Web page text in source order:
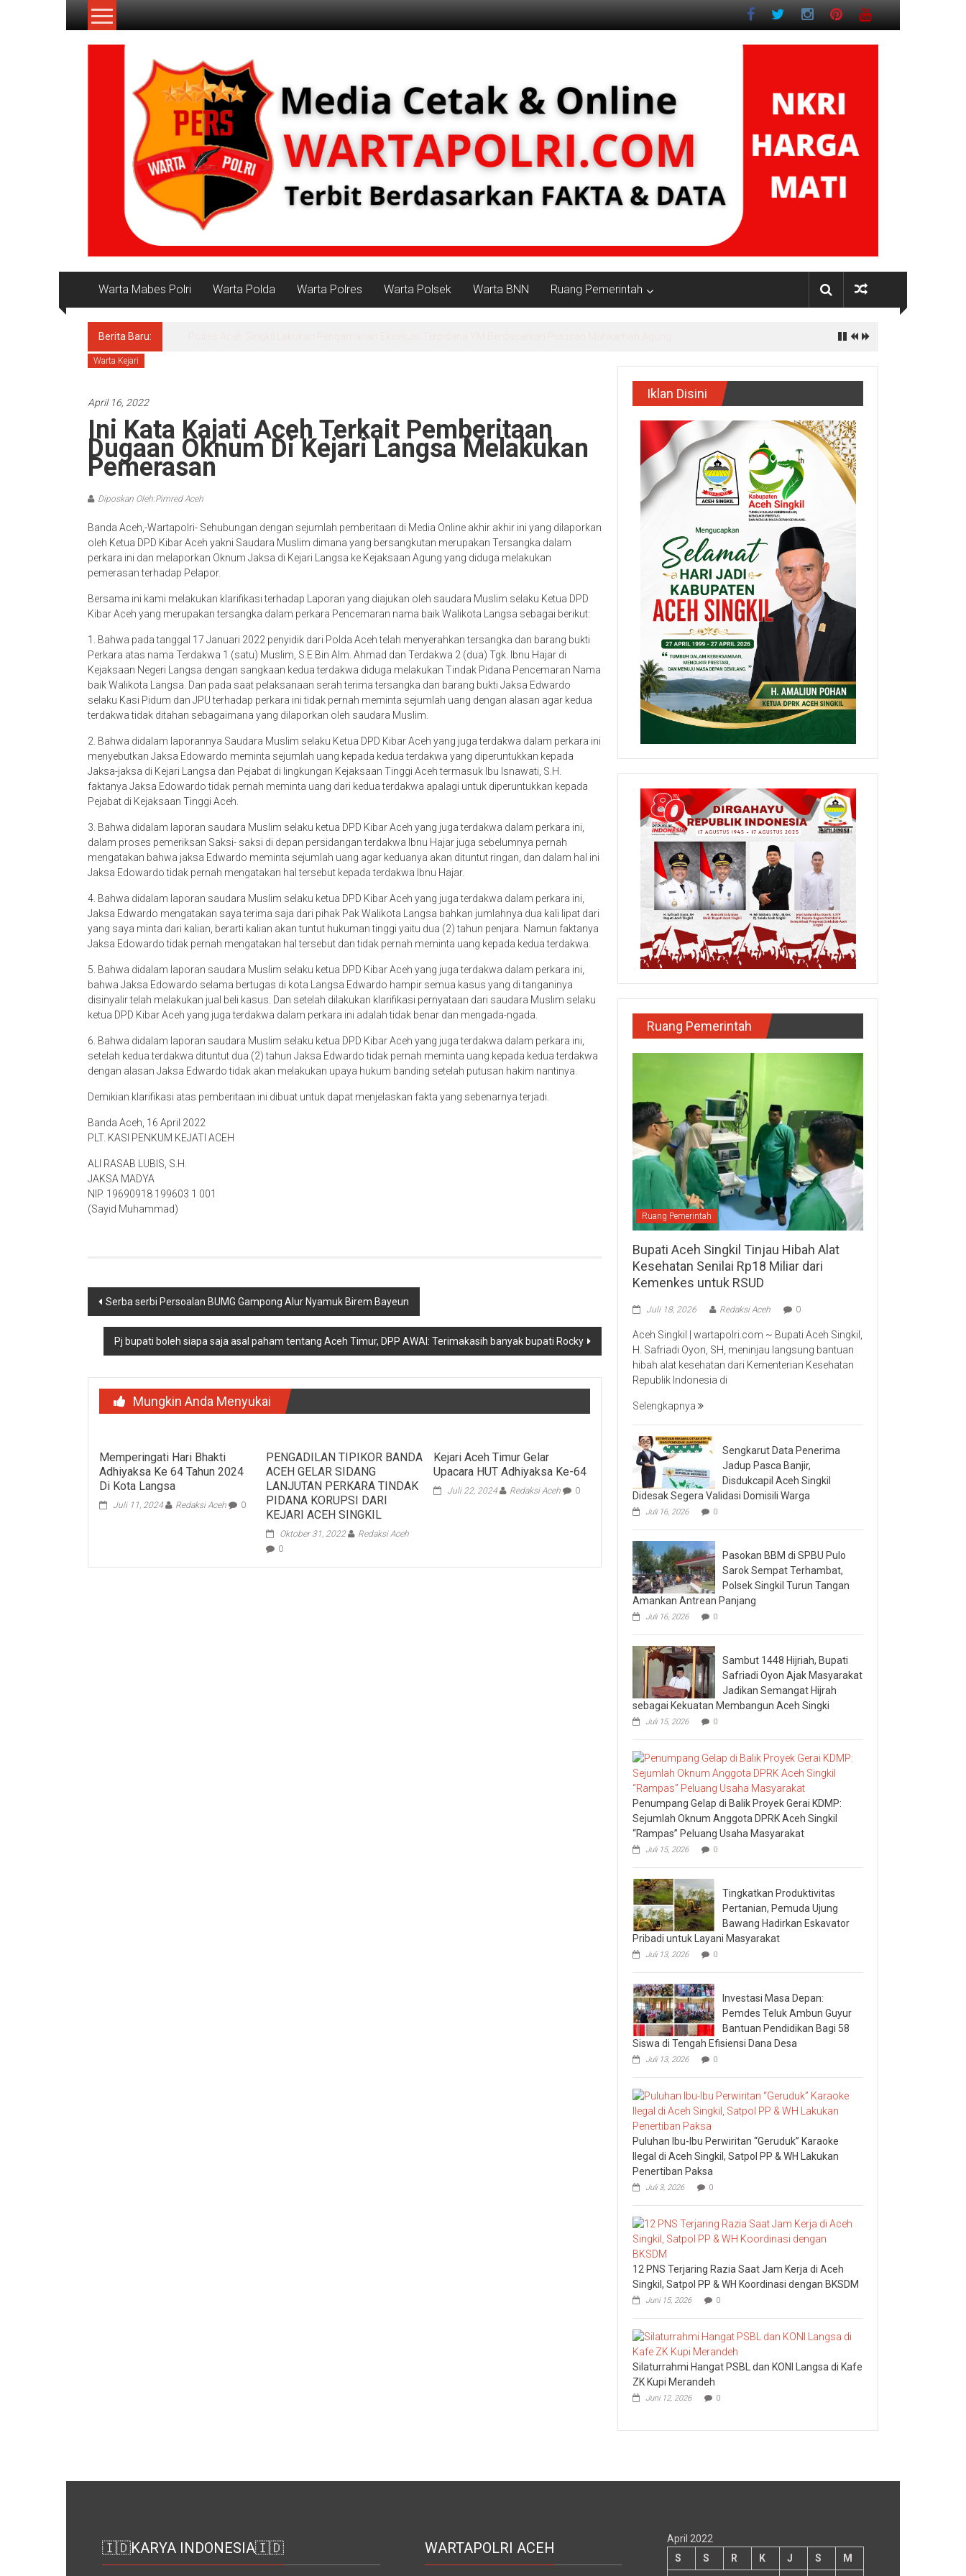
Lompat
Jurnalisme
Warta Mabes Polri Warta Polda Warta Polres Warta Polsek Warta BNN Ruang Pemerintah
Berita Baru:
Warta Kejari
April 16, 2022
Ini Kata Kajati Aceh Terkait Pemberitaan
Dugaan Oknum Di Kejari Langsa Melakukan
Pemerasan
Diposkan Oleh:Pimred Aceh
Banda Aceh,-Wartapolri- Sehubungan dengan sejumlah pemberitaan di Media Online akhir akhir ini yang dilaporkan
oleh Ketua DPD Kibar Aceh yakni Saudara Muslim dimana yang bersangkutan merupakan Tersangka dalam
perkara ini dan melaporkan Oknum Jaksa di Kejari Langsa ke Kejaksaan Agung yang diduga melakukan
pemerasan terhadap Pelapor.
Bersama ini kami melakukan klarifikasi terhadap Laporan yang diajukan oleh saudara Muslim selaku Ketua DPD
Kibar Aceh yang merupakan tersangka dalam perkara Pencemaran nama baik Walikota Langsa sebagai berikut:
1. Bahwa pada tanggal 17 Januari 2022 penyidik dari Polda Aceh telah menyerahkan tersangka dan barang bukti
Perkara atas nama Terdakwa 1 (satu) Muslim, S.E Bin Alm. Ahmad dan Terdakwa 2 (dua) Tgk. Ibnu Hajar di
Kejaksaan Negeri Langsa dengan sangkaan kedua terdakwa diduga melakukan Tindak Pidana Pencemaran Nama
baik Walikota Langsa. Dan pada saat pelaksanaan serah terima tersangka dan barang bukti Jaksa Edwardo
selaku Kasi Pidum dan JPU terhadap perkara ini tidak pernah meminta sejumlah uang dengan alasan agar kedua
terdakwa tidak ditahan sebagaimana yang dilaporkan oleh saudara Muslim.
2. Bahwa didalam laporannya Saudara Muslim selaku Ketua DPD Kibar Aceh yang juga terdakwa dalam perkara ini
menyebutkan Jaksa Edowardo meminta sejumlah uang kepada kedua terdakwa yang diperuntukkan kepada
Jaksa-jaksa di Kejari Langsa dan Pejabat di lingkungan Kejaksaan Tinggi Aceh termasuk Ibu Isnawati, S.H.
faktanya Jaksa Edowardo tidak pernah meminta uang dari kedua terdakwa apalagi untuk diperuntukkan kepada
Pejabat di Kejaksaan Tinggi Aceh.
3. Bahwa didalam laporan saudara Muslim selaku ketua DPD Kibar Aceh yang juga terdakwa dalam perkara ini,
dalam proses pemeriksan Saksi- saksi di depan persidangan terdakwa Ibnu Hajar juga sebelumnya pernah
mengatakan bahwa jaksa Edwardo meminta sejumlah uang agar keduanya akan dituntut ringan, dan dalam hal ini
Jaksa Edowardo tidak pernah mengatakan hal tersebut kepada terdakwa Ibnu Hajar.
4. Bahwa didalam laporan saudara Muslim selaku ketua DPD Kibar Aceh yang juga terdakwa dalam perkara ini,
Jaksa Edwardo mengatakan saya terima saja dari pihak Pak Walikota Langsa bahkan jumlahnya dua kali lipat dari
yang saya minta dari kalian, berarti kalian akan tuntut hukuman tinggi yaitu dua (2) tahun penjara. Namun faktanya
Jaksa Edowardo tidak pernah mengatakan hal tersebut dan tidak pernah meminta uang kepada kedua terdakwa.
5. Bahwa didalam laporan saudara Muslim selaku ketua DPD Kibar Aceh yang juga terdakwa dalam perkara ini,
bahwa Jaksa Edowardo selama bertugas di kota Langsa Edwardo hampir semua kasus yang di tanganinya
disinyalir telah melakukan jual beli kasus. Dan setelah dilakukan klarifikasi pernyataan dari saudara Muslim selaku
ketua DPD Kibar Aceh yang juga terdakwa dalam perkara ini adalah tidak benar dan mengada-ngada.
6. Bahwa didalam laporan saudara Muslim selaku ketua DPD Kibar Aceh yang juga terdakwa dalam perkara ini,
setelah kedua terdakwa dituntut dua (2) tahun Jaksa Edwardo tidak pernah meminta uang kepada kedua terdakwa
dengan alasan Jaksa Edwardo tidak akan melakukan upaya hukum banding setelah putusan hakim nantinya.
Demikian klarifikasi atas pemberitaan ini dibuat untuk dapat menjelaskan fakta yang sebenarnya terjadi.
Banda Aceh, 16 April 2022
PLT. KASI PENKUM KEJATI ACEH
ALI RASAB LUBIS, S.H.
JAKSA MADYA
NIP. 19690918 199603 1 001
(Sayid Muhammad)
Navigasi
pos
Serba serbi Persoalan BUMG Gampong Alur Nyamuk Birem Bayeun
Pj bupati boleh siapa saja asal paham tentang Aceh Timur, DPP AWAI: Terimakasih banyak bupati Rocky
Mungkin Anda Menyukai
Memperingati Hari Bhakti
Adhiyaksa Ke 64 Tahun 2024
Di Kota Langsa
Juli 11, 2024 Redaksi Aceh 0
PENGADILAN TIPIKOR BANDA
ACEH GELAR SIDANG
LANJUTAN PERKARA TINDAK
PIDANA KORUPSI DARI
KEJARI ACEH SINGKIL
Oktober 31, 2022
Redaksi Aceh
0
Kejari Aceh Timur Gelar
Upacara HUT Adhiyaksa Ke-64
Juli 22, 2024 Redaksi Aceh 0
Iklan Disini
Ruang Pemerintah
Ruang Pemerintah
Bupati Aceh Singkil Tinjau Hibah Alat
Kesehatan Senilai Rp18 Miliar dari
Kemenkes untuk RSUD
Juli 18, 2026 Redaksi Aceh 0
Aceh Singkil | wartapolri.com ~ Bupati Aceh Singkil,
H. Safriadi Oyon, SH, meninjau langsung bantuan
hibah alat kesehatan dari Kementerian Kesehatan
Republik Indonesia di
Selengkapnya
Sengkarut Data Penerima
Jadup Pasca Banjir,
Disdukcapil Aceh Singkil
Didesak Segera Validasi Domisili Warga
Juli 16, 2026 0
Pasokan BBM di SPBU Pulo
Sarok Sempat Terhambat,
Polsek Singkil Turun Tangan
Amankan Antrean Panjang
Juli 16, 2026 0
Sambut 1448 Hijriah, Bupati
Safriadi Oyon Ajak Masyarakat
Jadikan Semangat Hijrah
sebagai Kekuatan Membangun Aceh Singki
Juli 15, 2026 0
Penumpang Gelap di Balik Proyek Gerai KDMP:
Sejumlah Oknum Anggota DPRK Aceh Singkil
“Rampas” Peluang Usaha Masyarakat
Juli 15, 2026 0
Tingkatkan Produktivitas
Pertanian, Pemuda Ujung
Bawang Hadirkan Eskavator
Pribadi untuk Layani Masyarakat
Juli 13, 2026 0
Investasi Masa Depan:
Pemdes Teluk Ambun Guyur
Bantuan Pendidikan Bagi 58
Siswa di Tengah Efisiensi Dana Desa
Juli 13, 2026 0
Puluhan Ibu-Ibu Perwiritan “Geruduk” Karaoke
Ilegal di Aceh Singkil, Satpol PP & WH Lakukan
Penertiban Paksa
Juli 3, 2026 0
12 PNS Terjaring Razia Saat Jam Kerja di Aceh
Singkil, Satpol PP & WH Koordinasi dengan BKSDM
Juni 15, 2026 0
Silaturrahmi Hangat PSBL dan KONI Langsa di Kafe
ZK Kupi Merandeh
Juni 12, 2026 0
🇮🇩KARYA INDONESIA🇮🇩 WARTAPOLRI ACEH
April 2022
S
S R K J S
M